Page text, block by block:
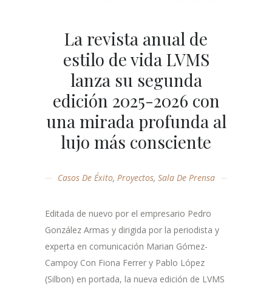
La revista anual de
estilo de vida LVMS
lanza su segunda
edición 2025-2026 con
una mirada profunda al
lujo más consciente
Casos De Éxito, Proyectos, Sala De Prensa
Editada de nuevo por el empresario Pedro
González Armas y dirigida por la periodista y
experta en comunicación Marian Gómez-
Campoy Con Fiona Ferrer y Pablo López
(Silbon) en portada, la nueva edición de LVMS